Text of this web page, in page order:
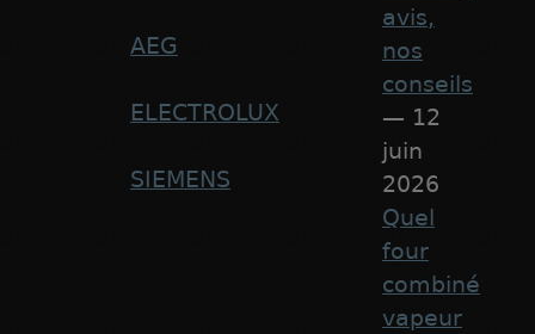
AEG
ELECTROLUX
SIEMENS
avis,
nos
conseils
— 12
juin
2026
Quel
four
combiné
vapeur